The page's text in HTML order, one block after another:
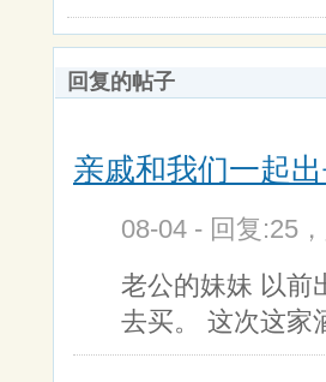
回复的帖子
亲戚和我们一起
08-04 - 回复:25
老公的妹妹 以前
去买。 这次这家